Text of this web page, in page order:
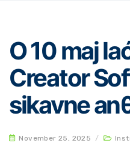
O 10 maj
Creator
sikavne
November 25, 2025 /